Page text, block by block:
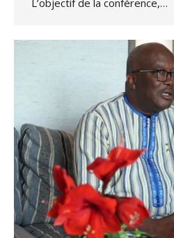
L’objectif de la conférence,…